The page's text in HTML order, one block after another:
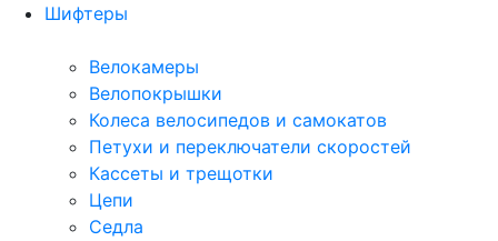
Шифтеры
Велокамеры
Велопокрышки
Колеса велосипедов и самокатов
Петухи и переключатели скоростей
Кассеты и трещотки
Цепи
Седла